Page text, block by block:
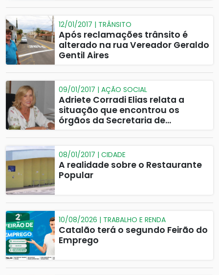
12/01/2017 | TRÂNSITO
Após reclamações trânsito é
alterado na rua Vereador Geraldo
Gentil Aires
09/01/2017 | AÇÃO SOCIAL
Adriete Corradi Elias relata a
situação que encontrou os
órgãos da Secretaria de
08/01/2017 | CIDADE
A realidade sobre o Restaurante
Popular
10/08/2026 | TRABALHO E RENDA
Catalão terá o segundo Feirão do
Emprego